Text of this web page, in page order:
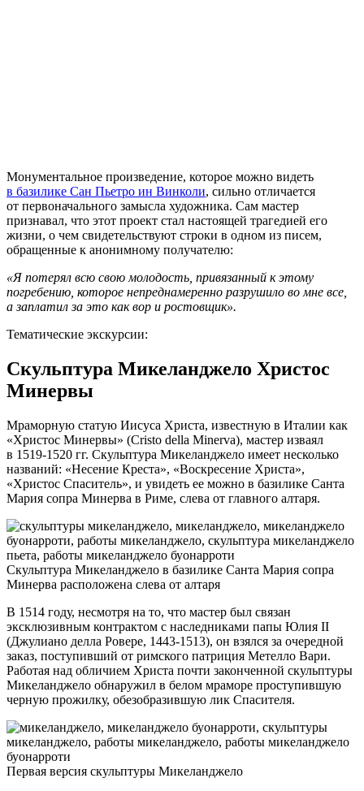
Монументальное произведение, которое можно видеть
в базилике Сан Пьетро ин Винколи, сильно отличается
от первоначального замысла художника. Сам мастер
признавал, что этот проект стал настоящей трагедией его
жизни, о чем свидетельствуют строки в одном из писем,
обращенные к анонимному получателю:
«Я потерял всю свою молодость, привязанный к этому
погребению, которое непреднамеренно разрушило во мне все,
а заплатил за это как вор и ростовщик».
Тематические экскурсии:
Скульптура Микеланджело Христос
Минервы
Мраморную статую Иисуса Христа, известную в Италии как
«Христос Минервы» (Cristo della Minerva), мастер изваял
в 1519-1520 гг. Скульптура Микеланджело имеет несколько
названий: «Несение Креста», «Воскресение Христа»,
«Христос Спаситель», и увидеть ее можно в базилике Санта
Мария сопра Минерва в Риме, слева от главного алтаря.
Скульптура Микеланджело в базилике Санта Мария сопра
Минерва расположена слева от алтаря
В 1514 году, несмотря на то, что мастер был связан
эксклюзивным контрактом с наследниками папы Юлия II
(Джулиано делла Ровере, 1443-1513), он взялся за очередной
заказ, поступивший от римского патриция Метелло Вари.
Работая над обличием Христа почти законченной скульптуры
Микеланджело обнаружил в белом мраморе проступившую
черную прожилку, обезобразившую лик Спасителя.
Первая версия скульптуры Микеланджело